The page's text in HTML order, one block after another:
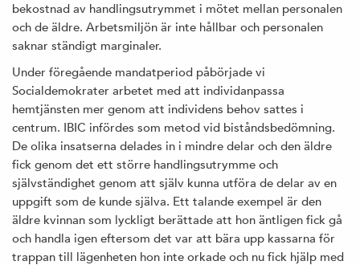
bekostnad av handlingsutrymmet i mötet mellan personalen
och de äldre. Arbetsmiljön är inte hållbar och personalen
saknar ständigt marginaler.
Under föregående mandatperiod påbörjade vi
Socialdemokrater arbetet med att individanpassa
hemtjänsten mer genom att individens behov sattes i
centrum. IBIC infördes som metod vid biståndsbedömning.
De olika insatserna delades in i mindre delar och den äldre
fick genom det ett större handlingsutrymme och
självständighet genom att själv kunna utföra de delar av en
uppgift som de kunde själva. Ett talande exempel är den
äldre kvinnan som lyckligt berättade att hon äntligen fick gå
och handla igen eftersom det var att bära upp kassarna för
trappan till lägenheten hon inte orkade och nu fick hjälp med